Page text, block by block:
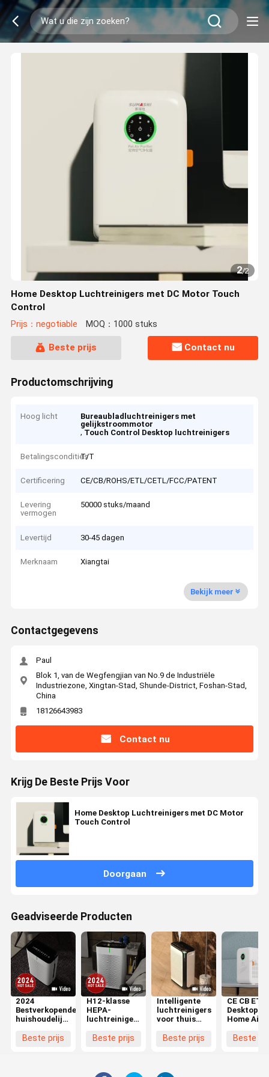
2/2
Home Desktop Luchtreinigers met DC Motor Touch
Control
Prijs：negotiable MOQ：1000 stuks
Beste prijs Contact nu
Productomschrijving
Hoog licht
Bureaubladluchtreinigers met
gelijkstroommotor
, Touch Control Desktop luchtreinigers
Betalingscondities
T/T
Certificering CE/CB/ROHS/ETL/CETL/FCC/PATENT
Levering
vermogen
50000 stuks/maand
Levertijd 30-45 dagen
Merknaam Xiangtai
Bekijk meer
Contactgegevens
Paul
Blok 1, van de Wegfengjian van No.9 de Industriële
Industriezone, Xingtan-Stad, Shunde-District, Foshan-Stad,
China
18126643983
Contact nu
Krijg De Beste Prijs Voor
Home Desktop Luchtreinigers met DC Motor
Touch Control
Doorgaan
Geadviseerde Producten
2024
Bestverkopende
huishoudelijke
voor het
Beste prijs
H12-klasse
HEPA-
luchtreinigers
huishoudens
formaldehyde
Beste prijs
Intelligente
luchtreinigers
voor thuis
True HEPA
Beste prijs
CE CB ETL
Desktop
Home Air
UV Hepa
Beste